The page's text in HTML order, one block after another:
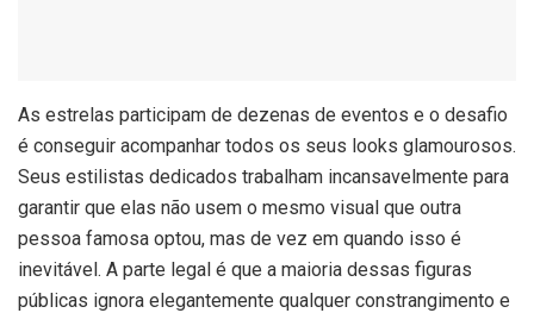
As estrelas participam de dezenas de eventos e o desafio
é conseguir acompanhar todos os seus looks glamourosos.
Seus estilistas dedicados trabalham incansavelmente para
garantir que elas não usem o mesmo visual que outra
pessoa famosa optou, mas de vez em quando isso é
inevitável. A parte legal é que a maioria dessas figuras
públicas ignora elegantemente qualquer constrangimento e